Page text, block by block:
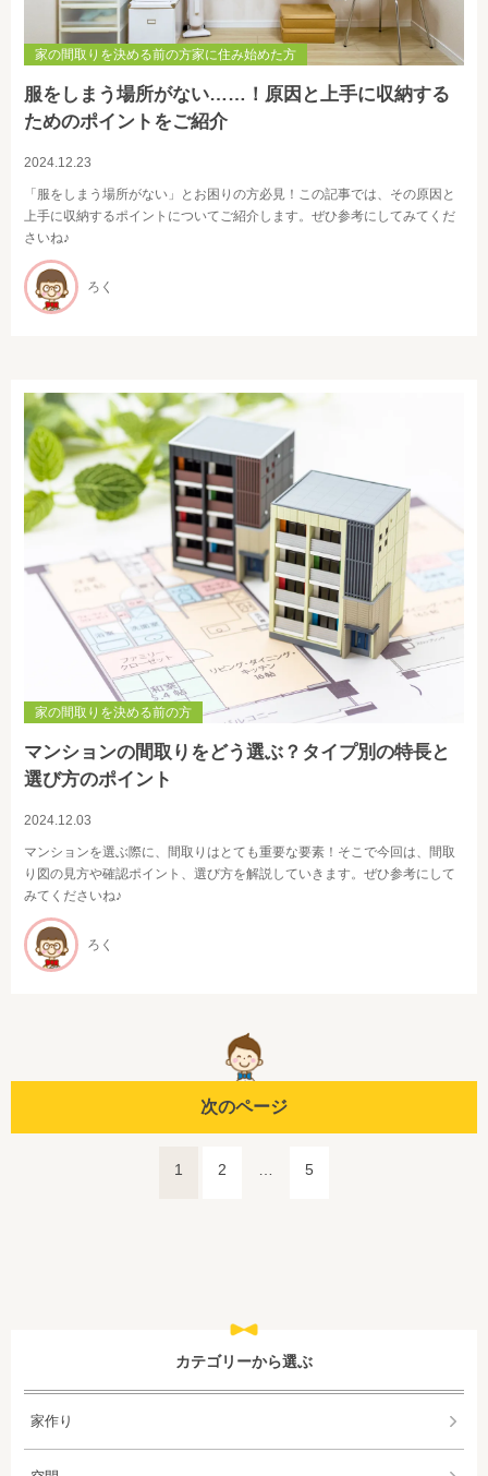
家の間取りを決める前の方家に住み始めた方
服をしまう場所がない……！原因と上手に収納する
ためのポイントをご紹介
2024.12.23
「服をしまう場所がない」とお困りの方必見！この記事では、その原因と
上手に収納するポイントについてご紹介します。ぜひ参考にしてみてくだ
さいね♪
ろく
家の間取りを決める前の方
マンションの間取りをどう選ぶ？タイプ別の特長と
選び方のポイント
2024.12.03
マンションを選ぶ際に、間取りはとても重要な要素！そこで今回は、間取
り図の見方や確認ポイント、選び方を解説していきます。ぜひ参考にして
みてくださいね♪
ろく
次のページ
1 2 5
カテゴリーから選ぶ
家作り